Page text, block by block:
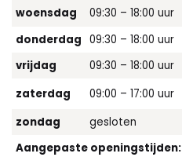
woensdag
09:30 – 18:00 uur
donderdag 09:30 – 18:00 uur
vrijdag
09:30 – 18:00 uur
zaterdag
09:00 – 17:00 uur
zondag
gesloten
Aangepaste openingstijden: